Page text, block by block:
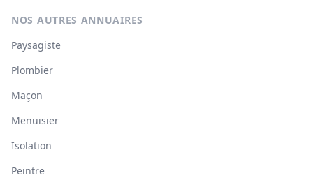
NOS AUTRES ANNUAIRES
Paysagiste
Plombier
Maçon
Menuisier
Isolation
Peintre